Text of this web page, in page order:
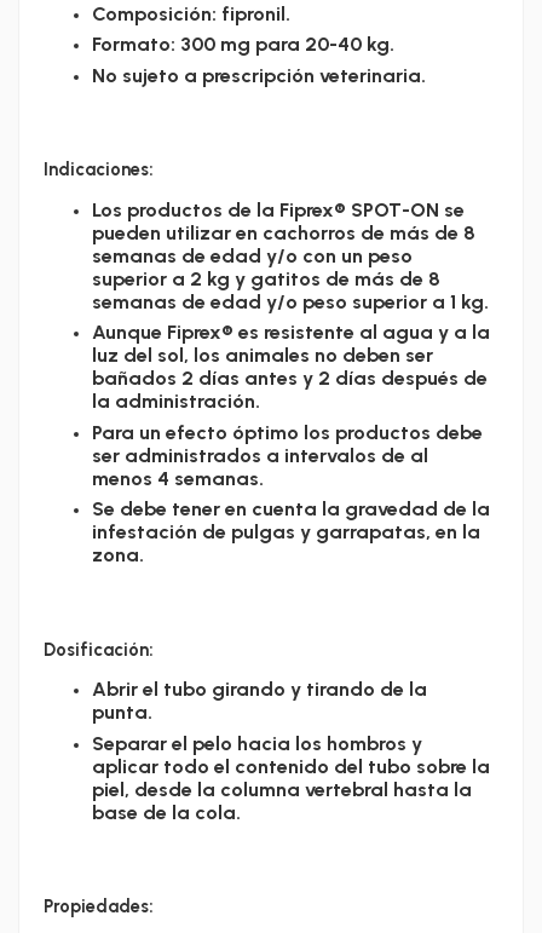
Composición: fipronil.
Formato: 300 mg para 20-40 kg.
No sujeto a prescripción veterinaria.
Indicaciones:
Los productos de la Fiprex® SPOT-ON se
pueden utilizar en cachorros de más de 8
semanas de edad y/o con un peso
superior a 2 kg y gatitos de más de 8
semanas de edad y/o peso superior a 1 kg.
Aunque Fiprex® es resistente al agua y a la
luz del sol, los animales no deben ser
bañados 2 días antes y 2 días después de
la administración.
Para un efecto óptimo los productos debe
ser administrados a intervalos de al
menos 4 semanas.
Se debe tener en cuenta la gravedad de la
infestación de pulgas y garrapatas, en la
zona.
Dosificación:
Abrir el tubo girando y tirando de la
punta.
Separar el pelo hacia los hombros y
aplicar todo el contenido del tubo sobre la
piel, desde la columna vertebral hasta la
base de la cola.
Propiedades: